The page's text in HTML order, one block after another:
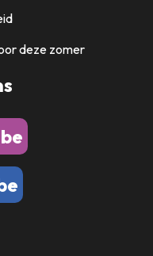
deze zomer